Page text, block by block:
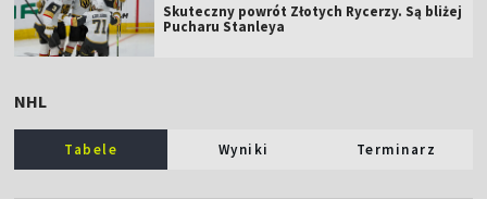
Skuteczny powrót Złotych Rycerzy. Są bliżej
Pucharu Stanleya
NHL
Tabele Wyniki Terminarz